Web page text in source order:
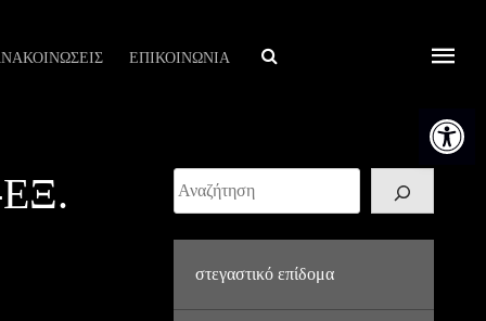
Ανοίξτε
ΕΠΙΚΟΙΝΩΝΙΑ Αναζήτηση
Αναζήτηση
στεγαστικό επίδομα